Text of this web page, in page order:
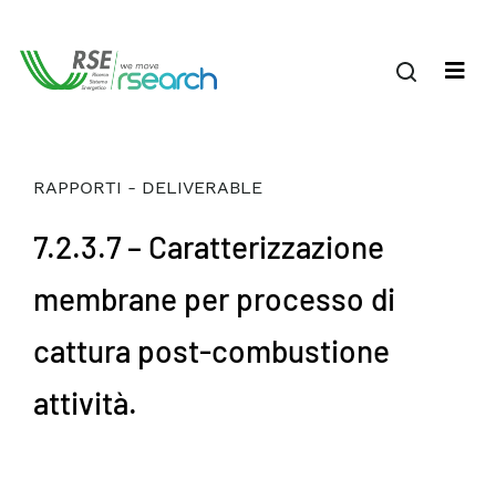
RAPPORTI - DELIVERABLE
7.2.3.7 – Caratterizzazione
membrane per processo di
cattura post-combustione
attività.